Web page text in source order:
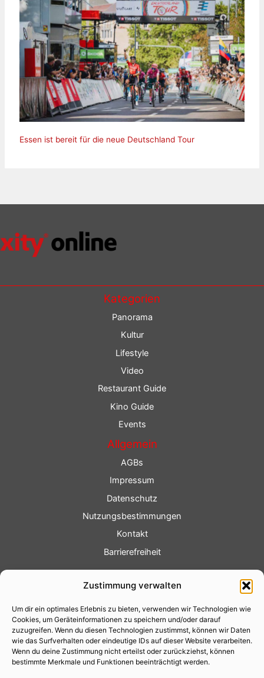
Zustimmung verwalten
Um dir ein optimales Erlebnis zu bieten, verwenden wir Technologien wie
Cookies, um Geräteinformationen zu speichern und/oder darauf
zuzugreifen. Wenn du diesen Technologien zustimmst, können wir Daten
wie das Surfverhalten oder eindeutige IDs auf dieser Website verarbeiten.
Wenn du deine Zustimmung nicht erteilst oder zurückziehst, können
bestimmte Merkmale und Funktionen beeinträchtigt werden.
Essen ist bereit für die neue Deutschland Tour
Kategorien
Panorama
Kultur
Lifestyle
Video
Restaurant Guide
Kino Guide
Events
Allgemein
AGBs
Impressum
Datenschutz
Nutzungsbestimmungen
Kontakt
Barrierefreiheit
Fotoservice
Videoservice
Werbung
Contenterstellung
Lokalnachrichten